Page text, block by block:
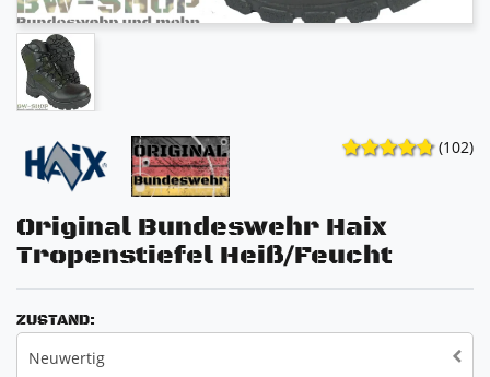
(102)
Original Bundeswehr Haix
Tropenstiefel Heiß/Feucht
ZUSTAND:
Neuwertig